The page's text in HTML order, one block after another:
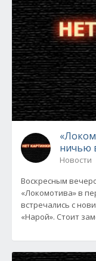
ничью
Новости
Воскресным
«Локомотива» в
встречались с
«Нарой». Стоит